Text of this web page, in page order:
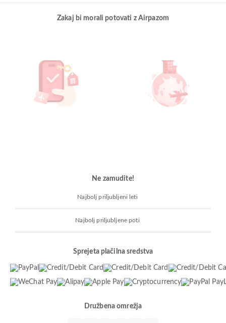
Zakaj bi morali potovati z Airpazom
Ne zamudite!
Najbolj priljubljeni leti
Najbolj priljubljene poti
Sprejeta plačilna sredstva
Družbena omrežja